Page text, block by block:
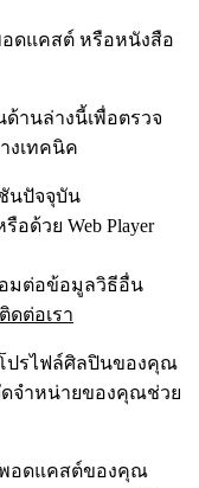
อดแคสต์ หรือหนังสือ
านล่างนี้เพื่อตรวจ
งเทคนิค
นปัจจุบัน
ด้วย Web Player
อมต่อข้อมูลวิธีอื่น
ติดต่อเรา
ปรไฟล์ศิลปินของคุณ
ดจำหน่ายของคุณช่วย
อดแคสต์ของคุณ